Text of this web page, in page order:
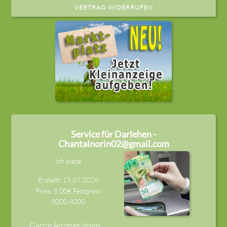
VERTRAG WIDERRUFEN
Service für Darlehen -
Chantalnorin02@gmail.com
Ich biete
Erstellt: 15.07.2026
Preis: 5,00€ Festpreis
3000 8000